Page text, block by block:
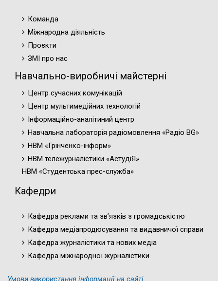
Команда
Міжнародна діяльність
Проєкти
ЗМІ про нас
Навчально-виробничі майстерні
Центр сучасних комунікацій
Центр мультимедійних технологій
Інформаційно-аналітиний центр
Навчальна лабораторія радіомовлення «Радіо BG»
НВМ «Грінченко-інформ»
НВМ тележурналістики «АстудіЯ»
НВМ «Студентська прес-служба»
Кафедри
Кафедра реклами та зв’язків з громадськістю
Кафедра медіапродюсування та видавничої справи
Кафедра журналістики та нових медіа
Кафедра міжнародної журналістики
Умови використання інформації на сайті